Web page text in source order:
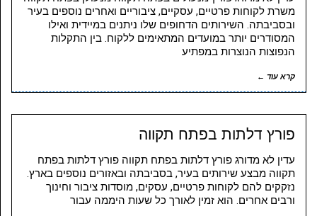
משרת לקוחות פרטיים, עסקיים, ציבוריים ואחרים נוספים בעיר
ובסביבתה. השירותים הדחופים שלו ניתנים במיידית ואילו
המסודרים יותר במועדים המתאימים ללקוח. בין התקלות
הנפוצות הנוצרות במפתיע
קרא עוד ←
פורץ דלתות בפתח תקווה
עדין לא מדורג פורץ דלתות בפתח תקווה פורץ דלתות בפתח
תקווה מבצע שירותים בעיר, בסביבתה ובאזורים נוספים בארץ.
נזקקים להם לקוחות פרטיים, עסקים, מוסדות ציבור וחינוך
ורבים אחרים. הוא זמין לאורך כל שעות היממה עבור